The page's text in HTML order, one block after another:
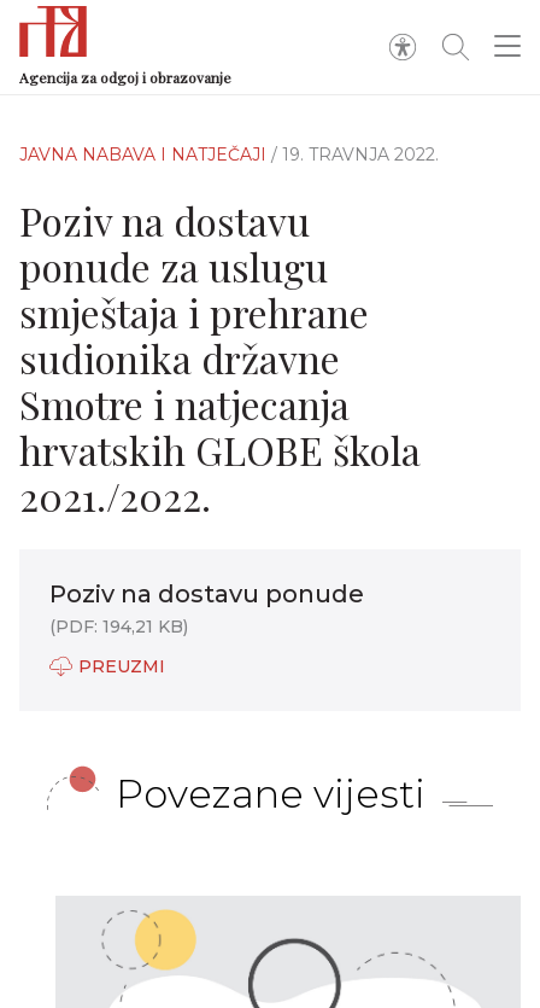
Agencija za odgoj i obrazovanje
JAVNA NABAVA I NATJEČAJI / 19. TRAVNJA 2022.
Poziv na dostavu
ponude za uslugu
smještaja i prehrane
sudionika državne
Smotre i natjecanja
hrvatskih GLOBE škola
2021./2022.
Poziv na dostavu ponude
(PDF: 194,21 KB)
PREUZMI
Povezane vijesti